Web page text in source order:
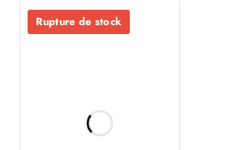
Rupture de stock